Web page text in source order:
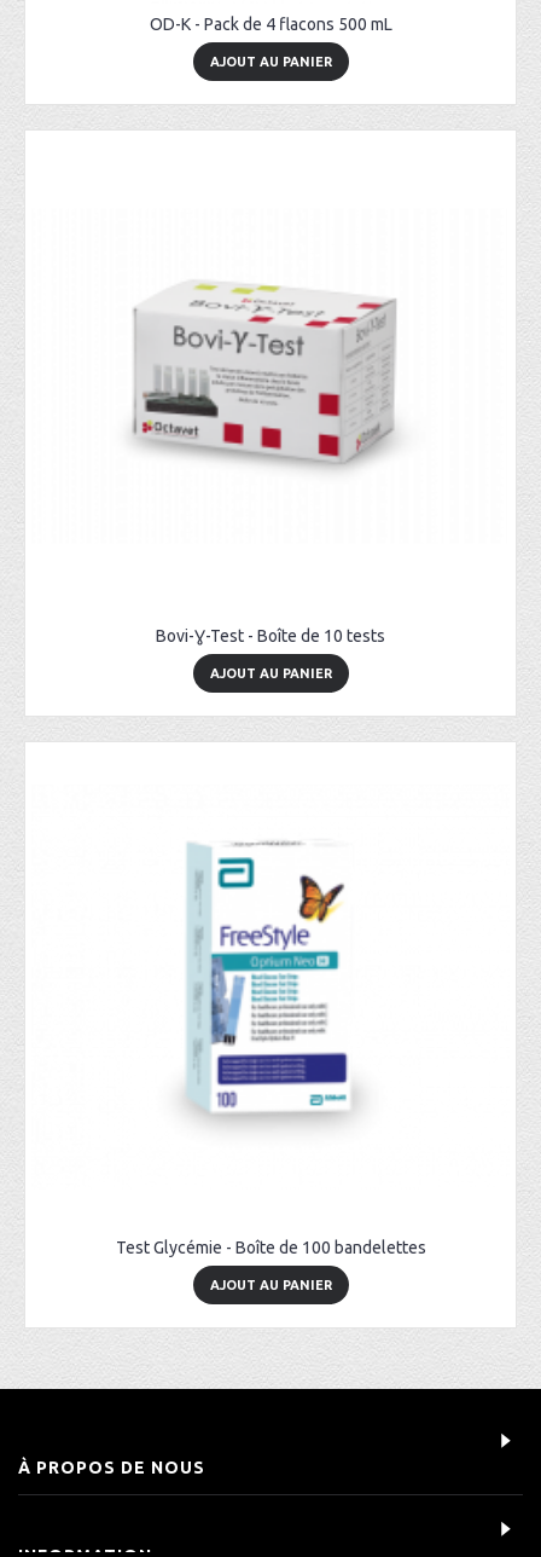
OD-K - Pack de 4 flacons 500 mL
AJOUT AU PANIER
Bovi-Ɣ-Test - Boîte de 10 tests
AJOUT AU PANIER
Test Glycémie - Boîte de 100 bandelettes
AJOUT AU PANIER
À PROPOS DE NOUS